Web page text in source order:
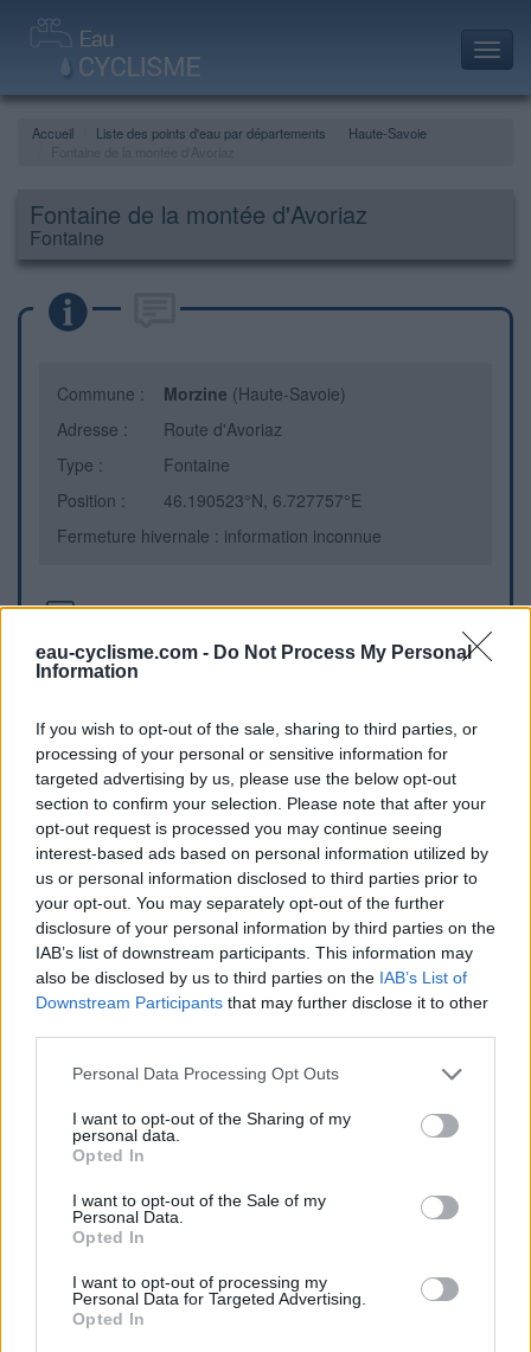
eau-cyclisme.com - Do Not Process My Personal
Information
If you wish to opt-out of the sale, sharing to third parties, or
processing of your personal or sensitive information for
targeted advertising by us, please use the below opt-out
section to confirm your selection. Please note that after your
opt-out request is processed you may continue seeing
interest-based ads based on personal information utilized by
us or personal information disclosed to third parties prior to
your opt-out. You may separately opt-out of the further
disclosure of your personal information by third parties on the
IAB’s list of downstream participants. This information may
also be disclosed by us to third parties on the IAB’s List of
Downstream Participants that may further disclose it to other
Personal Data Processing Opt Outs
I want to opt-out of the Sharing of my
personal data.
Opted In
I want to opt-out of the Sale of my
Personal Data.
Opted In
I want to opt-out of processing my
Personal Data for Targeted Advertising.
Opted In
Accueil Liste des points d'eau par départements
Haute-Savoie
Fontaine de la montée d'Avoriaz
Fontaine
Commune : Morzine (Haute-Savoie)
Adresse :
Route d'Avoriaz
Type :
Fontaine
Position :
46.190523°N, 6.727757°E
Fermeture hivernale : information inconnue
Une fontaine se trouve dans la partie finale de l'ascension
Repères visuels
Afficher la carte